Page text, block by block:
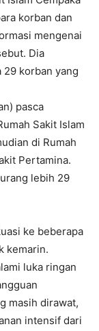
korban dan
mengenai
Dia
29 korban yang
pasca
Sakit Islam
di Rumah
Pertamina.
lebih 29
ke beberapa
kemarin.
luka ringan
masih dirawat,
intensif dari